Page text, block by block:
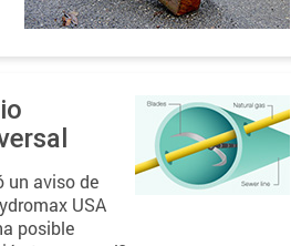
un aviso de
USA
posible